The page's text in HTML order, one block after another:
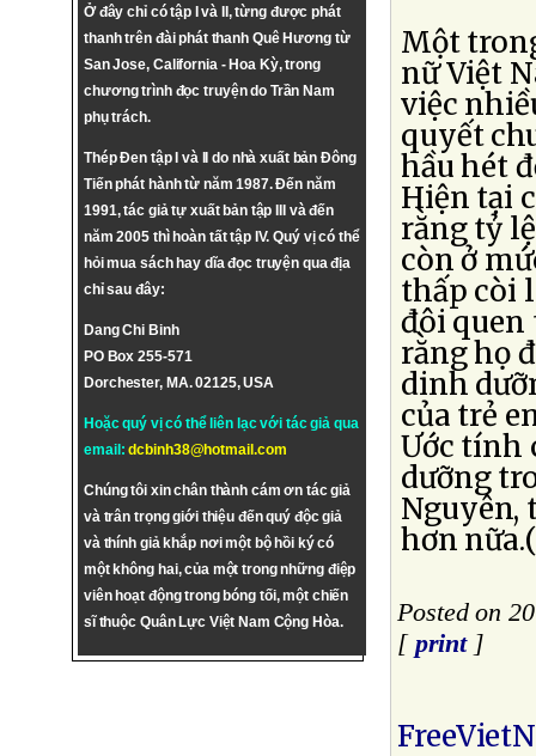
Ở đây chỉ có tập I và II, từng được phát
thanh trên đài phát thanh Quê Hương từ
San Jose, California - Hoa Kỳ, trong
chương trình đọc truyện do Trần Nam
phụ trách.
Thép Đen tập I và II do nhà xuất bản Đông
Tiến phát hành từ năm 1987. Đến năm
1991, tác giả tự xuất bản tập III và đến
năm 2005 thì hoàn tất tập IV. Quý vị có thể
hỏi mua sách hay dĩa đọc truyện qua địa
chỉ sau đây:
Dang Chi Binh
PO Box 255-571
Dorchester, MA. 02125, USA
Hoặc quý vị có thể liên lạc với tác giả qua
email:dcbinh38@hotmail.com
Chúng tôi xin chân thành cám ơn tác giả
và trân trọng giới thiệu đến quý độc giả
và thính giả khắp nơi một bộ hồi ký có
một không hai, của một trong những điệp
viên hoạt động trong bóng tối, một chiến
sĩ thuộc Quân Lực Việt Nam Cộng Hòa.
Một
nữ Việt
việc
quyết
hầu hét
Hiện tại
rằng tỷ
còn ở
thấp còi
đôi quen
rằng họ
dinh
của trẻ
Ước tính
dưỡng
Nguyên,
hơn
Posted on
[ print]